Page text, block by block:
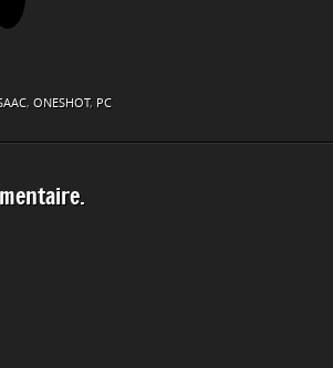
, ONESHOT, PC